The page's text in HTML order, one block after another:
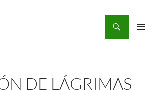
DE LÁGRIMAS